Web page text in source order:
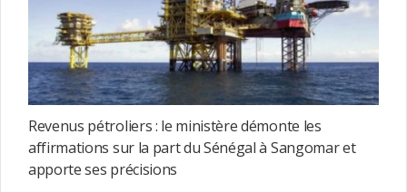
Revenus pétroliers : le ministère démonte les
affirmations sur la part du Sénégal à Sangomar et
apporte ses précisions